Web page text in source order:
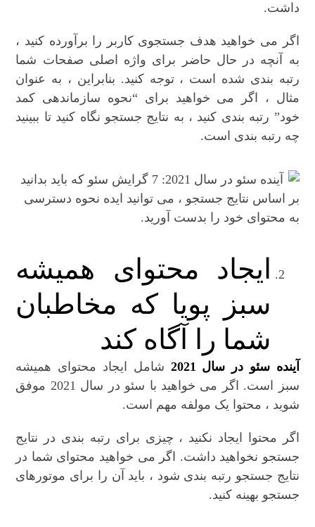
داشت.
اگر می خواهید هدف جستجوی کاربر را برآورده کنید ،
به آنچه در حال حاضر برای واژه اصلی صفحات شما
رتبه بندی شده است ، توجه کنید. بنابراین ، به عنوان
مثال ، اگر می خواهید برای “نحوه سازماندهی کمد
خود” رتبه بندی کنید ، به نتایج جستجو نگاه کنید تا ببینید
چه رتبه بندی است.
بر اساس نتایج جستجو ، می توانید ایده نحوه دسترسی
به محتوای خود را بدست آورید.
ایجاد محتوای همیشه
سبز پویا که مخاطبان
شما را آگاه کند
آینده سئو در سال 2021
شامل ایجاد محتوای همیشه
سبز است. اگر می خواهید با سئو در سال 2021 موفق
شوید ، محتوا یک مولفه مهم است.
اگر محتوا ایجاد نکنید ، چیزی برای رتبه بندی در نتایج
جستجو نخواهید داشت. اگر می خواهید محتوای شما در
نتایج جستجو رتبه بندی شود ، باید آن را برای موتورهای
جستجو بهینه کنید.